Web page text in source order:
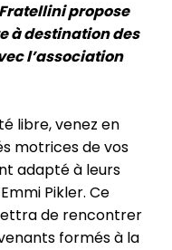
propose
à destination des
l’association
libre, venez en
motrices de vos
adapté à leurs
Pikler. Ce
de rencontrer
formés à la